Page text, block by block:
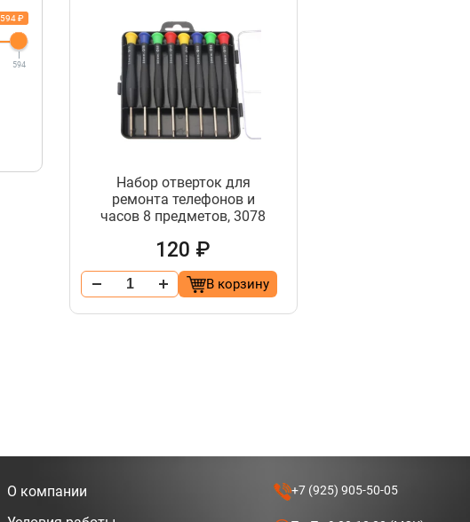
594 ₽
594
Набор отверток для
ремонта телефонов и
часов 8 предметов, 3078
120 ₽
В корзину
О компании
+7 (925) 905-50-05